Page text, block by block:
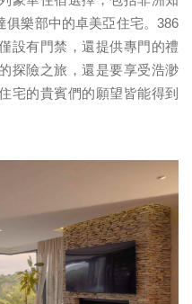
樂部中的卓美亞住宅。386
設有門禁，還提供專門的禮
探險之旅，還是要享受浩渺
宅的貴賓們的願望皆能得到